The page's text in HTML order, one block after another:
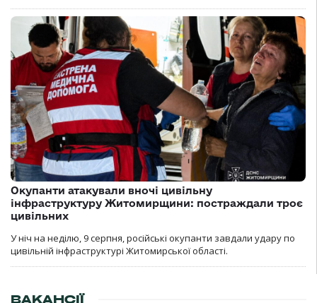
Окупанти атакували вночі цивільну
інфраструктуру Житомирщини: постраждали троє
цивільних
У ніч на неділю, 9 серпня, російські окупанти завдали удару по
цивільній інфраструктурі Житомирської області.
ВАКАНСІЇ